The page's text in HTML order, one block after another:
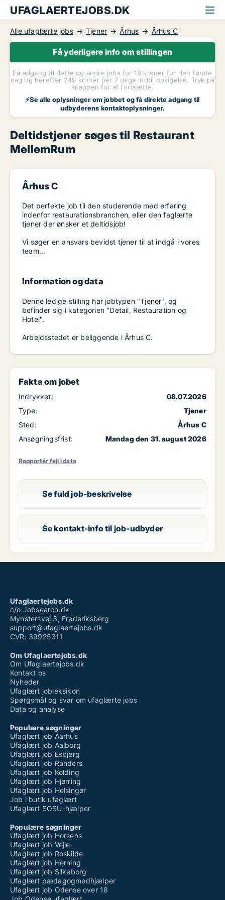
UFAGLAERTEJOBS.DK
Alle ufaglærte jobs Tjener Århus Århus C
Få yderligere info om stillingen
Få adgang til dette og andre jobs for 19 kroner for den første
dag og herefter 249 kroner per 7 dage indtil opsigelse. Tryk på
knappen for at fortsætte.
⚡Se alle oplysninger om jobbet og få direkte adgang til
udbyderens kontaktoplysninger.
Deltidstjener søges til Restaurant
MellemRum
Århus C
Det perfekte job til den studerende med erfaring
indenfor restaurationsbranchen, eller den faglærte
tjener der ønsker et deltidsjob!
Vi søger en ansvars bevidst tjener til at indgå i vores
team...
Information og data
Denne ledige stilling har jobtypen "Tjener", og
befinder sig i kategorien "Detail, Restauration og
Hotel".
Arbejdsstedet er beliggende i Århus C.
Fakta om jobet
Indrykket:
08.07.2026
Type:
Tjener
Sted:
Århus C
Ansøgningsfrist:
Mandag den 31. august 2026
Rapportér fejl i data
Se fuld job-beskrivelse
Se kontakt-info til job-udbyder
Ufaglaertejobs.dk
c/o Jobsearch.dk
Mynstersvej 3, Frederiksberg
support@ufaglaertejobs.dk
CVR: 39925311
Om Ufaglaertejobs.dk
Om Ufaglaertejobs.dk
Kontakt os
Nyheder
Ufaglært jobleksikon
Spørgsmål og svar om ufaglærte jobs
Data og analyse
Populære søgninger
Ufaglært job Aarhus
Ufaglært job Aalborg
Ufaglært job Esbjerg
Ufaglært job Randers
Ufaglært job Kolding
Ufaglært job Hjørring
Ufaglært job Helsingør
Job i butik ufaglært
Ufaglært SOSU-hjælper
Populære søgninger
Ufaglært job Horsens
Ufaglært job Vejle
Ufaglært job Roskilde
Ufaglært job Herning
Ufaglært job Silkeborg
Ufaglært pædagogmedhjælper
Ufaglært job Odense over 18